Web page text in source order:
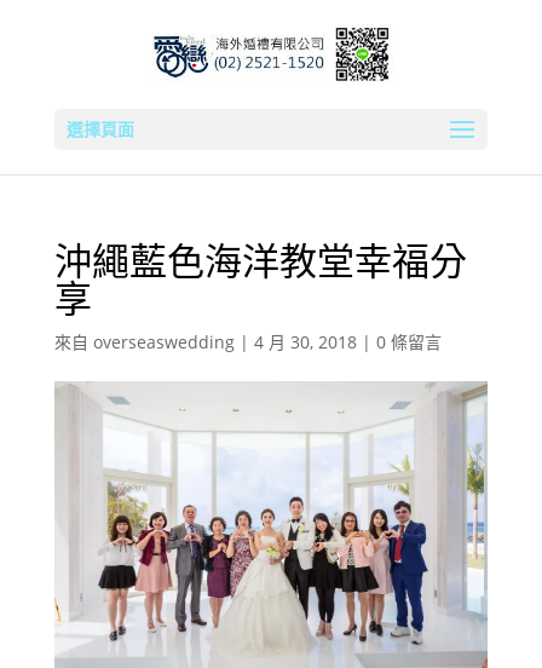
選擇頁面
沖繩藍色海洋教堂幸福分
享
來自 overseaswedding| 4 月 30, 2018| 0 條留言